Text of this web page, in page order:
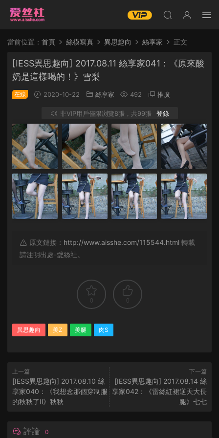
當前位置： 首頁 絲模寫真 異思趣向 絲享家 正文
[IESS異思趣向] 2017.08.11 絲享家041：《原來酸
奶是這樣喝的！》雪梨
在線 2020-10-22 絲享家 492 推廣
非VIP用戶僅限浏覽8張，共99張 登錄
原文鏈接： http://www.aisshe.com/115544.html 轉載
請注明出處-愛絲社。
0 0
異思趣向 美Z 美腿 肉S
上一篇
[IESS異思趣向] 2017.08.10 絲
享家040：《我想念那個穿制服
的秋秋了Ⅱ》秋秋
下一篇
[IESS異思趣向] 2017.08.14 絲
享家042：《雷絲紅裙逆天大長
腿》七七
評論 0